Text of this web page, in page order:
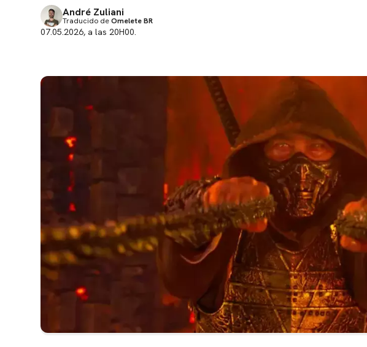
André Zuliani
Traducido deOmelete BR
07.05.2026, a las 20H00.